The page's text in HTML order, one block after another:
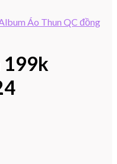
Áo Thun QC đồng
199k